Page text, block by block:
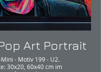
Art Portrait
Mini - Motiv 199 - U2.
30x20, 60x40 cm im